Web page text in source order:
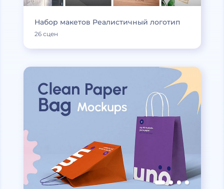
Набор макетов Реалистичный логотип
26 сцен